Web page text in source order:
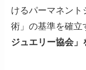
けるパーマネント
術」の基準を確立
ジュエリー協会